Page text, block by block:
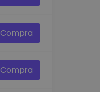
Compra
Compra